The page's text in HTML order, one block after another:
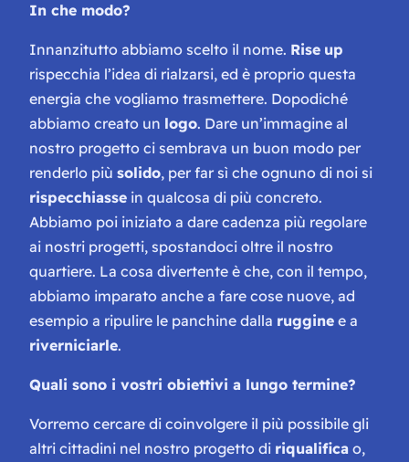
In che modo?
Innanzitutto abbiamo scelto il nome. Rise up
rispecchia l’idea di rialzarsi, ed è proprio questa
energia che vogliamo trasmettere. Dopodiché
abbiamo creato un logo. Dare un’immagine al
nostro progetto ci sembrava un buon modo per
renderlo più solido, per far sì che ognuno di noi si
rispecchiasse in qualcosa di più concreto.
Abbiamo poi iniziato a dare cadenza più regolare
ai nostri progetti, spostandoci oltre il nostro
quartiere. La cosa divertente è che, con il tempo,
abbiamo imparato anche a fare cose nuove, ad
esempio a ripulire le panchine dalla ruggine e a
riverniciarle.
Quali sono i vostri obiettivi a lungo termine?
Vorremo cercare di coinvolgere il più possibile gli
altri cittadini nel nostro progetto di riqualifica o,